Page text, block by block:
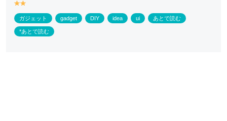
y
e
ll
o
e
ll
o
ガジェット gadget DIY idea ui あとで読む
*あとで読む